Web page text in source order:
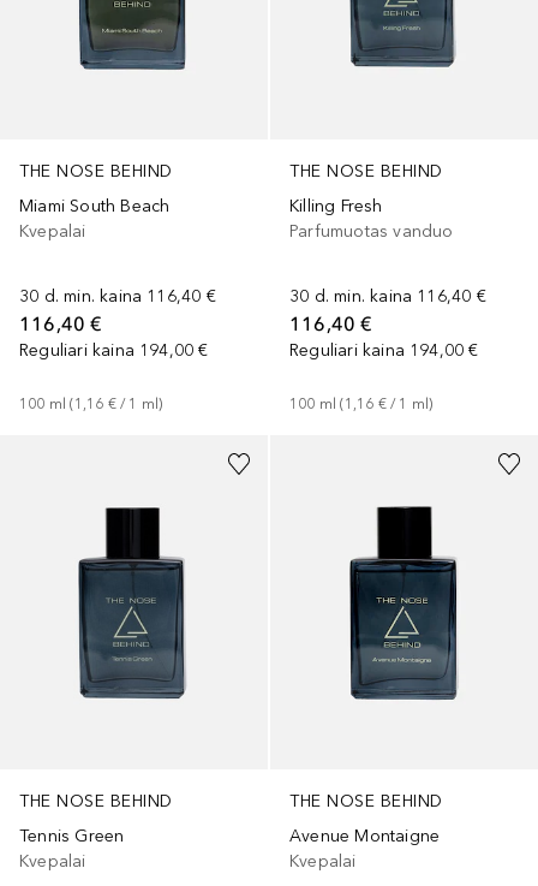
THE NOSE BEHIND
Miami South Beach
Kvepalai
30 d. min. kaina 116,40 €
116,40 €
Reguliari kaina 194,00 €
100 ml (1,16 € / 1 ml)
THE NOSE BEHIND
Killing Fresh
Parfumuotas vanduo
30 d. min. kaina 116,40 €
116,40 €
Reguliari kaina 194,00 €
100 ml (1,16 € / 1 ml)
THE NOSE BEHIND
Tennis Green
Kvepalai
THE NOSE BEHIND
Avenue Montaigne
Kvepalai